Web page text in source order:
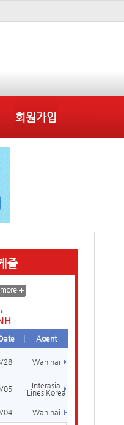
회원가입
줄
Agent
28 Wan hai
05
Interasia
Lines Korea
04 Wan hai